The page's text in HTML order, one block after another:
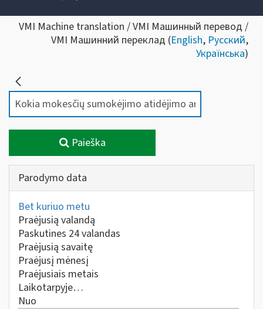
VMI Machine translation / VMI Машинный перевод /
VMI Машинний переклад (English, Русский,
Українська)
Paieška
Parodymo data
Bet kuriuo metu
Praėjusią valandą
Paskutines 24 valandas
Praėjusią savaitę
Praėjusį mėnesį
Praėjusiais metais
Laikotarpyje…
Nuo